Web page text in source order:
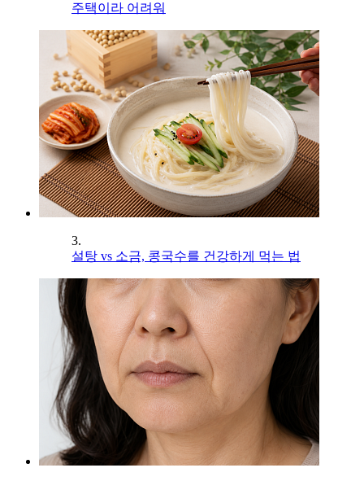
주택이라 어려워
3.
설탕 vs 소금, 콩국수를 건강하게 먹는 법